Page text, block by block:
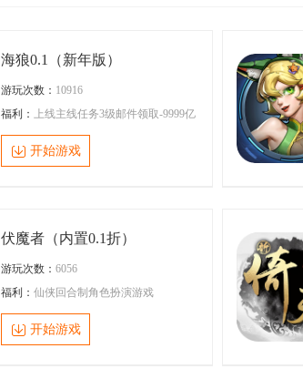
海狼0.1（新年版）
游玩次数： 10916
福利：
上线主线任务3级邮件领取-9999亿
开始游戏
伏魔者（内置0.1折）
游玩次数： 6056
福利： 仙侠回合制角色扮演游戏
开始游戏